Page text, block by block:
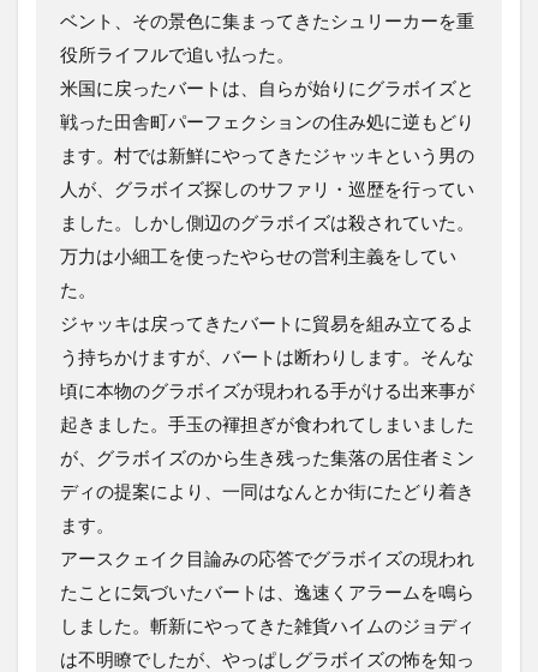
ベント、その景色に集まってきたシュリーカーを重
役所ライフルで追い払った。
米国に戻ったバートは、自らが始りにグラボイズと
戦った田舎町パーフェクションの住み処に逆もどり
ます。村では新鮮にやってきたジャッキという男の
人が、グラボイズ探しのサファリ・巡歴を行ってい
ました。しかし側辺のグラボイズは殺されていた。
万力は小細工を使ったやらせの営利主義をしてい
た。
ジャッキは戻ってきたバートに貿易を組み立てるよ
う持ちかけますが、バートは断わりします。そんな
頃に本物のグラボイズが現われる手がける出来事が
起きました。手玉の褌担ぎが食われてしまいました
が、グラボイズのから生き残った集落の居住者ミン
ディの提案により、一同はなんとか街にたどり着き
ます。
アースクェイク目論みの応答でグラボイズの現われ
たことに気づいたバートは、逸速くアラームを鳴ら
しました。斬新にやってきた雑貨ハイムのジョディ
は不明瞭でしたが、やっぱしグラボイズの怖を知っ